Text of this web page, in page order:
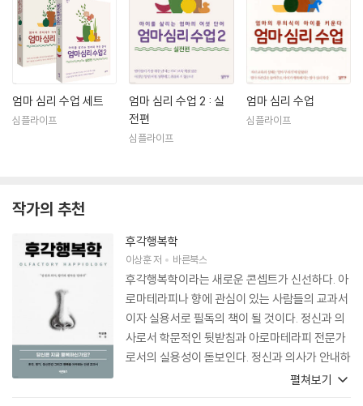
엄마 심리 수업 세트
심플라이프
엄마 심리 수업 2 : 실
전편
심플라이프
엄마 심리 수업
심플라이프
작가의 추천
후각행복학
이상훈저 바른북스
후각행복학이라는 새로운 콘셉트가 신선하다. 아
로마테라피나 향에 관심이 있는 사람들의 교과서
이자 실용서로 필독의 책이 될 것이다. 정신과 의
사로서 학문적인 뒷받침과 아로마테라피 전문가
로서의 실용성이 돋보인다. 정신과 의사가 안내하
는 후각을 통한 행복법을 우리 일상에서 실천하면
펼쳐보기